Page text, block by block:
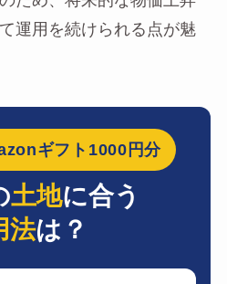
運用を続けられる点が魅
ギフト1000円分
土地に合う
法は？